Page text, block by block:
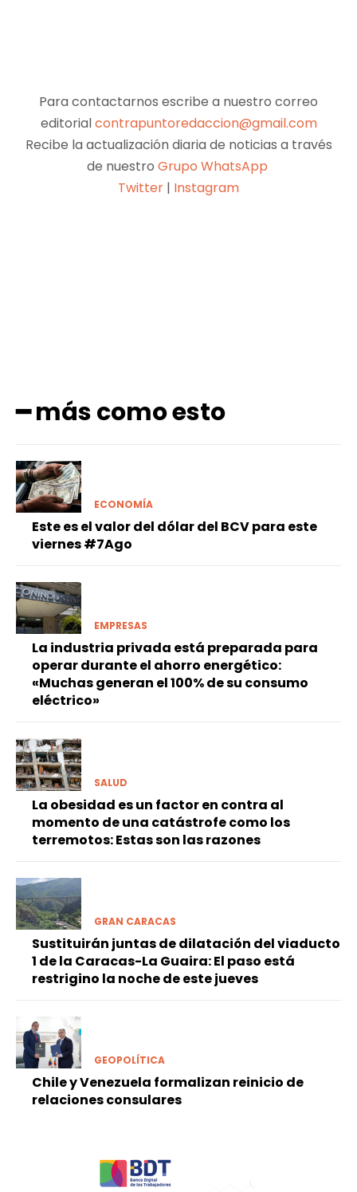
Para contactarnos escribe a nuestro correo
editorialcontrapuntoredaccion@gmail.com
Recibe la actualización diaria de noticias a través
de nuestro Grupo WhatsApp
Twitter | Instagram
━ más como esto
ECONOMÍA
Este es el valor del dólar del BCV para este
viernes #7Ago
EMPRESAS
La industria privada está preparada para
operar durante el ahorro energético:
«Muchas generan el 100% de su consumo
eléctrico»
SALUD
La obesidad es un factor en contra al
momento de una catástrofe como los
terremotos: Estas son las razones
GRAN CARACAS
Sustituirán juntas de dilatación del viaducto
1 de la Caracas-La Guaira: El paso está
restrigino la noche de este jueves
GEOPOLÍTICA
Chile y Venezuela formalizan reinicio de
relaciones consulares